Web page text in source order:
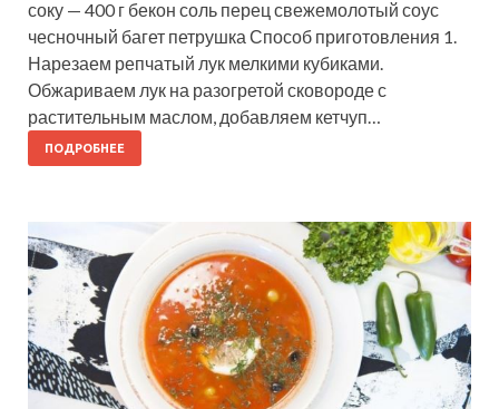
соку — 400 г бекон соль перец свежемолотый соус
чесночный багет петрушка Способ приготовления 1.
Нарезаем репчатый лук мелкими кубиками.
Обжариваем лук на разогретой сковороде с
растительным маслом, добавляем кетчуп…
ПОДРОБНЕЕ